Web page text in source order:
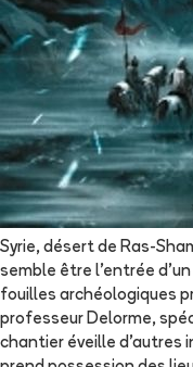
Syrie, désert de Ras-
semble être l'entrée
fouilles archéologiques
professeur Delorme,
chantier éveille d'autres